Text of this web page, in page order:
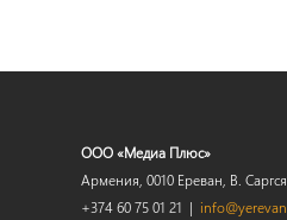
ООО «Медиа Плюс»
Армения, 0010 Ереван, В.
+374 60 75 01 21 |